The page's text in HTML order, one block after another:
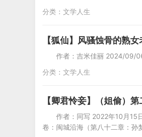
分类： 文学人生
【狐仙】风骚蚀骨的熟
作者：吉米佳丽 2024/09/
分类： 文学人生
【卿君怜妾】（姐偷）
作者：同写 2022年10月15
卷：闽城沿海（第八十二章：孙